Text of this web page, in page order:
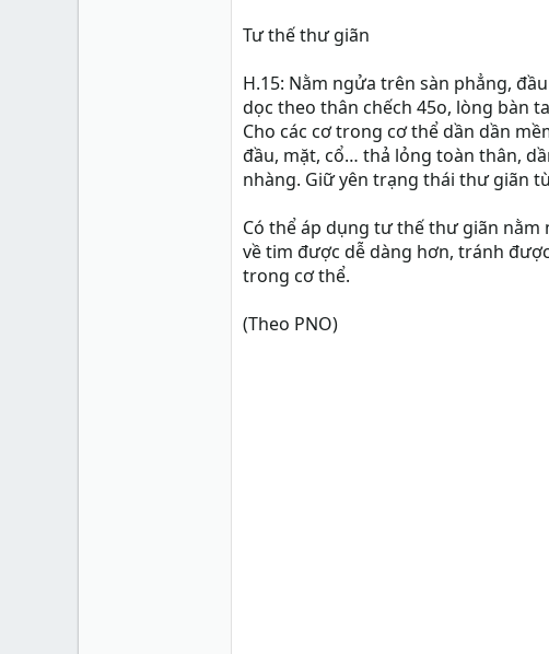
Tư thế thư giãn
H.15: Nằm ngửa trên sàn phẳng,
dọc theo thân chếch 45o, lòng bàn
Cho các cơ trong cơ thể dần dần
đầu, mặt, cổ… thả lỏng toàn thân,
nhàng. Giữ yên trạng thái thư giãn
Có thể áp dụng tư thế thư giãn nằm
về tim được dễ dàng hơn, tránh
trong cơ thể.
(Theo PNO)